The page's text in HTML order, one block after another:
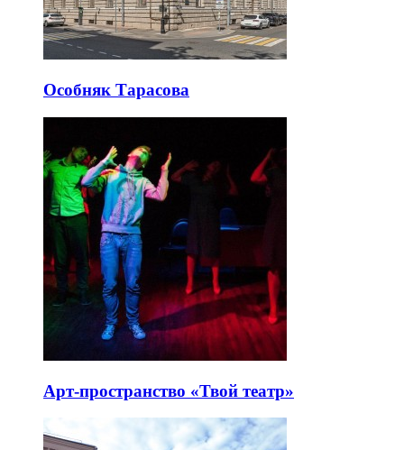
Особняк Тарасова
Арт-пространство «Твой театр»